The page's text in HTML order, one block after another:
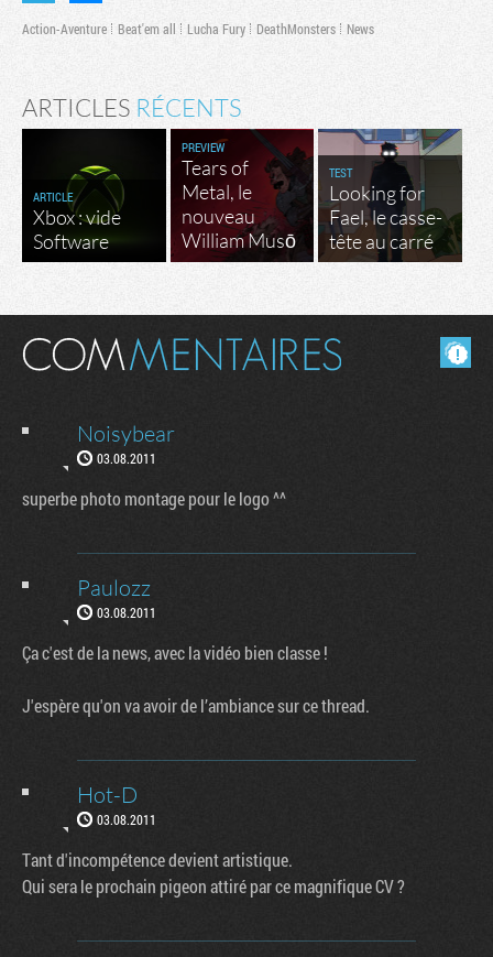
Action-Aventure Beat'em all Lucha Fury DeathMonsters News
ARTICLES RÉCENTS
ARTICLE
Xbox : vide
Software
PREVIEW
Tears of
Metal, le
nouveau
William Musō
TEST
Looking for
Fael, le casse-
tête au carré
Masquer les commentaires lus.
Noisybear
03.08.2011
superbe photo montage pour le logo ^^
Paulozz
03.08.2011
Ça c'est de la news, avec la vidéo bien classe !
J'espère qu'on va avoir de l’ambiance sur ce thread.
Hot-D
03.08.2011
Tant d'incompétence devient artistique.
Qui sera le prochain pigeon attiré par ce magnifique CV ?